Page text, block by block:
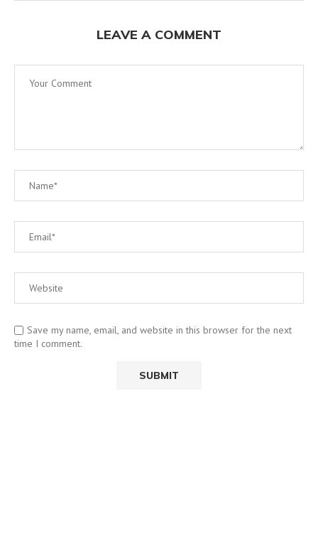
LEAVE A COMMENT
Save my name, email, and website in this browser for the next
time I comment.